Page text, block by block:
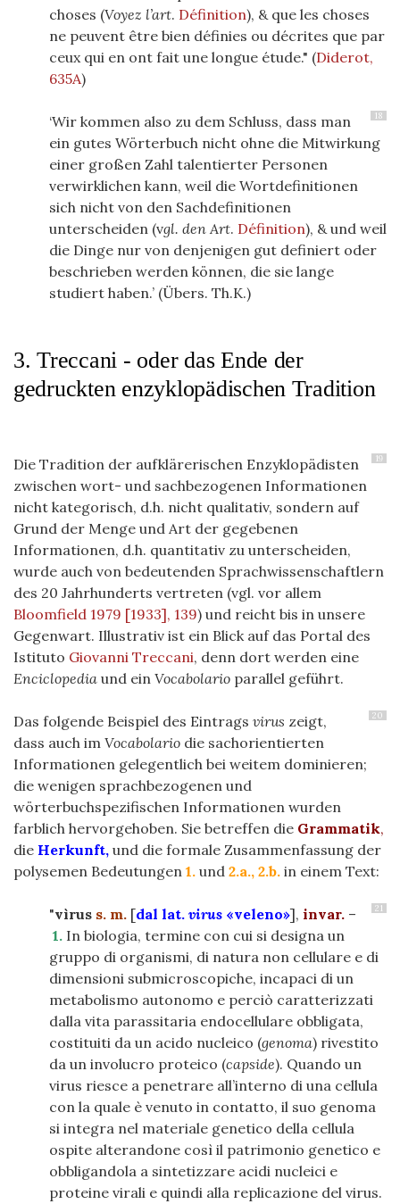
choses (Voyez l’art. Définition), & que les choses
ne peuvent être bien définies ou décrites que par
ceux qui en ont fait une longue étude." (Diderot,
635A)
18
‘Wir kommen also zu dem Schluss, dass man
ein gutes Wörterbuch nicht ohne die Mitwirkung
einer großen Zahl talentierter Personen
verwirklichen kann, weil die Wortdefinitionen
sich nicht von den Sachdefinitionen
unterscheiden (vgl. den Art. Définition), & und weil
die Dinge nur von denjenigen gut definiert oder
beschrieben werden können, die sie lange
studiert haben.’ (Übers. Th.K.)
3. Treccani - oder das Ende der
gedruckten enzyklopädischen Tradition
19
Die Tradition der aufklärerischen Enzyklopädisten
zwischen wort- und sachbezogenen Informationen
nicht kategorisch, d.h. nicht qualitativ, sondern auf
Grund der Menge und Art der gegebenen
Informationen, d.h. quantitativ zu unterscheiden,
wurde auch von bedeutenden Sprachwissenschaftlern
des 20 Jahrhunderts vertreten (vgl. vor allem
Bloomfield 1979 [1933], 139) und reicht bis in unsere
Gegenwart. Illustrativ ist ein Blick auf das Portal des
Istituto Giovanni Treccani, denn dort werden eine
Enciclopedia und ein Vocabolario parallel geführt.
20
Das folgende Beispiel des Eintrags virus zeigt,
dass auch im Vocabolario die sachorientierten
Informationen gelegentlich bei weitem dominieren;
die wenigen sprachbezogenen und
wörterbuchspezifischen Informationen wurden
farblich hervorgehoben. Sie betreffen die Grammatik,
die Herkunft, und die formale Zusammenfassung der
polysemen Bedeutungen 1. und 2.a., 2.b. in einem Text:
21
"vìrus s. m. [dal lat. virus «veleno»], invar. –
1. In biologia, termine con cui si designa un
gruppo di organismi, di natura non cellulare e di
dimensioni submicroscopiche, incapaci di un
metabolismo autonomo e perciò caratterizzati
dalla vita parassitaria endocellulare obbligata,
costituiti da un acido nucleico (genoma) rivestito
da un involucro proteico (capside). Quando un
virus riesce a penetrare all’interno di una cellula
con la quale è venuto in contatto, il suo genoma
si integra nel materiale genetico della cellula
ospite alterandone così il patrimonio genetico e
obbligandola a sintetizzare acidi nucleici e
proteine virali e quindi alla replicazione del virus.